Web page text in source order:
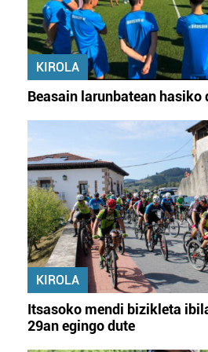
Webgune honek cookie propioak
fitxategiak erabiltzen ditu. Zure
zerbitzuak hobetzeko asmoz,
baliatzen gara. Ohar hau onartuz
erabiltzeko baimen esplizitua
KIROLA
Beasain larunbatean hasiko
KIROLA
Itsasoko mendi bizikleta
29an egingo dute